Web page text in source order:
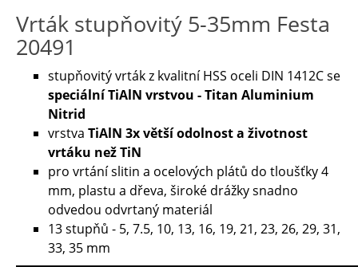
Vrták stupňovitý 5-35mm Festa
20491
stupňovitý vrták z kvalitní HSS oceli DIN 1412C se
speciální TiAlN vrstvou - Titan Aluminium
Nitrid
vrstva TiAlN 3x větší odolnost a životnost
vrtáku než TiN
pro vrtání slitin a ocelových plátů do tloušťky 4
mm, plastu a dřeva, široké drážky snadno
odvedou odvrtaný materiál
13 stupňů - 5, 7.5, 10, 13, 16, 19, 21, 23, 26, 29, 31,
33, 35 mm